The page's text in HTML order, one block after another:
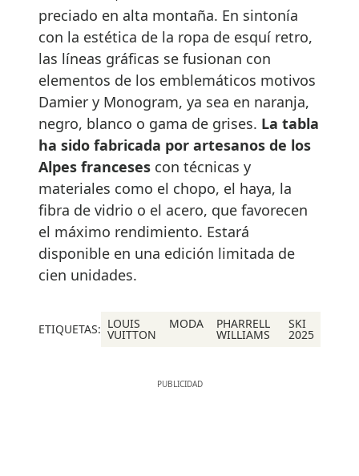
preciado en alta montaña. En sintonía
con la estética de la ropa de esquí retro,
las líneas gráficas se fusionan con
elementos de los emblemáticos motivos
Damier y Monogram, ya sea en naranja,
negro, blanco o gama de grises. La tabla
ha sido fabricada por artesanos de los
Alpes franceses con técnicas y
materiales como el chopo, el haya, la
fibra de vidrio o el acero, que favorecen
el máximo rendimiento. Estará
disponible en una edición limitada de
cien unidades.
ETIQUETAS: LOUIS
VUITTON
MODA PHARRELL
WILLIAMS
SKI
2025